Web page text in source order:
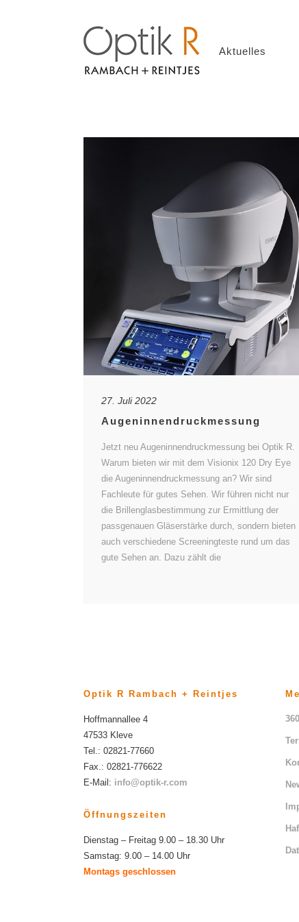
Aktuelles
27. Juli 2022
Augeninnendruckmessung
Jetzt neu Augeninnendruckmessung bei Optik R.
Warum bieten wir mit dem Visionix 120 Dry Eye
die Augeninnendruckmessung an? Wir sind
Fachleute für gutes Sehen. Wir führen nicht nur
die Brillenglasbestimmung zur Ermittlung der
passgenauen Gläserstärke durch, sondern bieten
auch verschiedene Screeningteste rund um das
gute Sehen an. Dazu zählt die
Optik R Rambach + Reintjes
Hoffmannallee 4
47533 Kleve
Tel.: 02821-77660
Fax.: 02821-776622
E-Mail: info@optik-r.com
Öffnungszeiten
Dienstag – Freitag 9.00 – 18.30 Uhr
Samstag: 9.00 – 14.00 Uhr
Montags geschlossen